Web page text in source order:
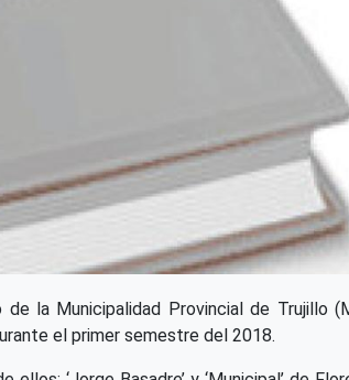
la Municipalidad Provincial de Trujillo
el primer semestre del 2018.